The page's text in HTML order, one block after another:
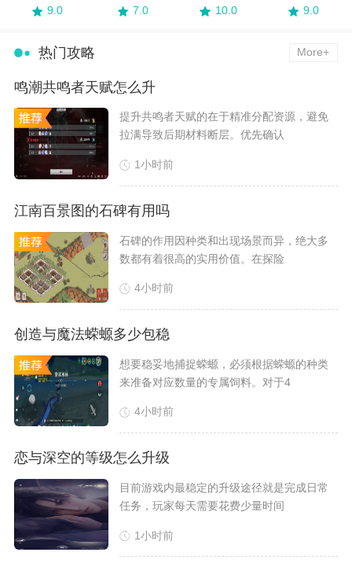
9.0 7.0 10.0 9.0
热门攻略 More+
鸣潮共鸣者天赋怎么升
​提升共鸣者天赋的在于精准分配资源，避免
拉满导致后期材料断层。优先确认
1小时前
江南百景图的石碑有用吗
​石碑的作用因种类和出现场景而异，绝大多
数都有着很高的实用价值。在探险
4小时前
创造与魔法蝾螈多少包稳
想要稳妥地捕捉蝾螈，必须根据蝾螈的种类
来准备对应数量的专属饲料。对于4
4小时前
恋与深空的等级怎么升级
​目前游戏内最稳定的升级途径就是完成日常
任务，玩家每天需要花费少量时间
1小时前